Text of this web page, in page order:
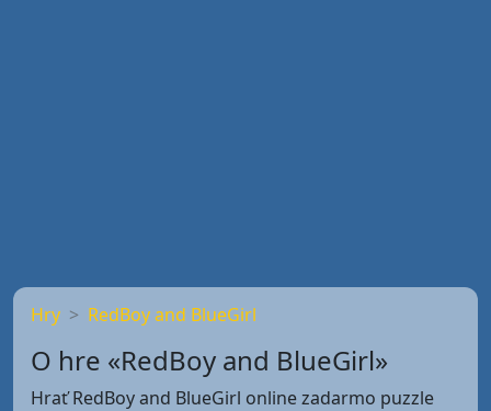
Hry RedBoy and BlueGirl
O hre «RedBoy and BlueGirl»
Hrať RedBoy and BlueGirl online zadarmo puzzle